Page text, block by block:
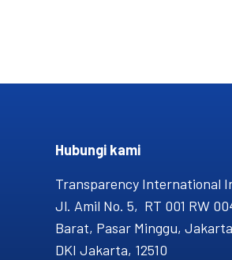
Hubungi kami​
Transparency International
Jl. Amil No. 5, RT 001 RW
Barat, Pasar Minggu,
DKI Jakarta, 12510